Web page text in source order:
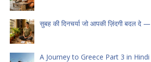
सुबह की दिनचर्या जो आपकी ज़िंदगी बदल दे
A Journey to Greece Part 3 in Hindi